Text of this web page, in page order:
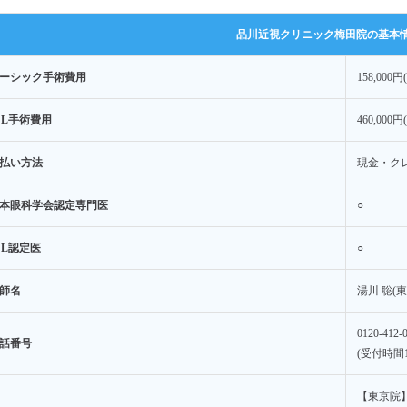
品川近視クリニック梅田院の基本
シック手術費用 158,000
手術費用 460,000
い方法 現金・ク
眼科学会認定専門医 ○
認定医 ○
名 湯川 聡(
番号
0120-412-
(受付時間
【東京院